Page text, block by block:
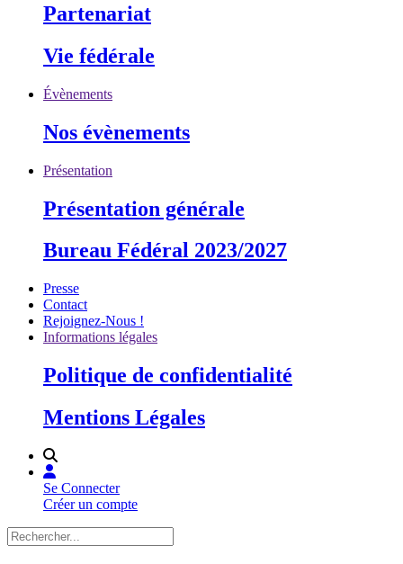
Partenariat
Vie fédérale
Évènements
Nos évènements
Présentation
Présentation générale
Bureau Fédéral 2023/2027
Presse
Contact
Rejoignez-Nous !
Informations légales
Politique de confidentialité
Mentions Légales
Se Connecter
Créer un compte